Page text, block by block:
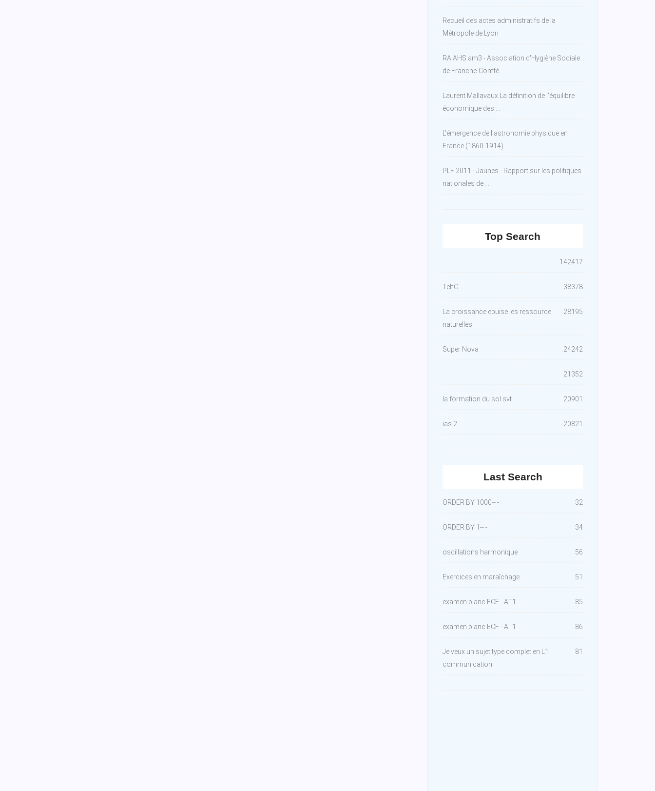
Recueil des actes administratifs de la
Métropole de Lyon
RA AHS am3 - Association d'Hygiène Sociale
de Franche-Comté
Laurent Mallavaux La définition de l'équilibre
économique des ...
L'émergence de l'astronomie physique en
France (1860-1914)
PLF 2011 - Jaunes - Rapport sur les politiques
nationales de ...
Top Search
142417
TehG 38378
La croissance epuise les ressource
naturelles
28195
Super Nova 24242
21352
la formation du sol svt 20901
ias 2 20821
Last Search
ORDER BY 1000-- - 32
ORDER BY 1-- - 34
oscillations harmonique 56
Exercices en maraîchage 51
examen blanc ECF - AT1 85
examen blanc ECF - AT1 86
Je veux un sujet type complet en L1
communication
81